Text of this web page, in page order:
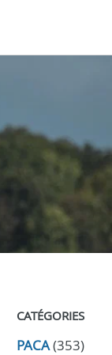
CATÉGORIES
PACA(353)